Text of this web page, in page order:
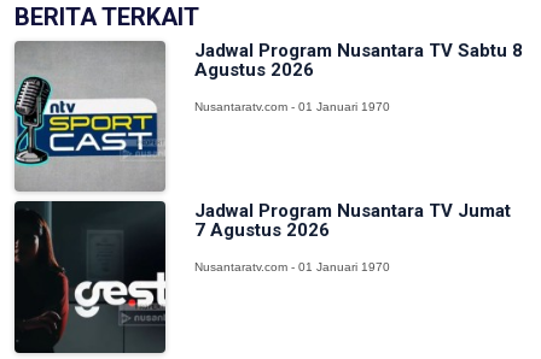
BERITA TERKAIT
Jadwal Program Nusantara TV Sabtu 8
Agustus 2026
Nusantaratv.com - 01 Januari 1970
Jadwal Program Nusantara TV Jumat
7 Agustus 2026
Nusantaratv.com - 01 Januari 1970